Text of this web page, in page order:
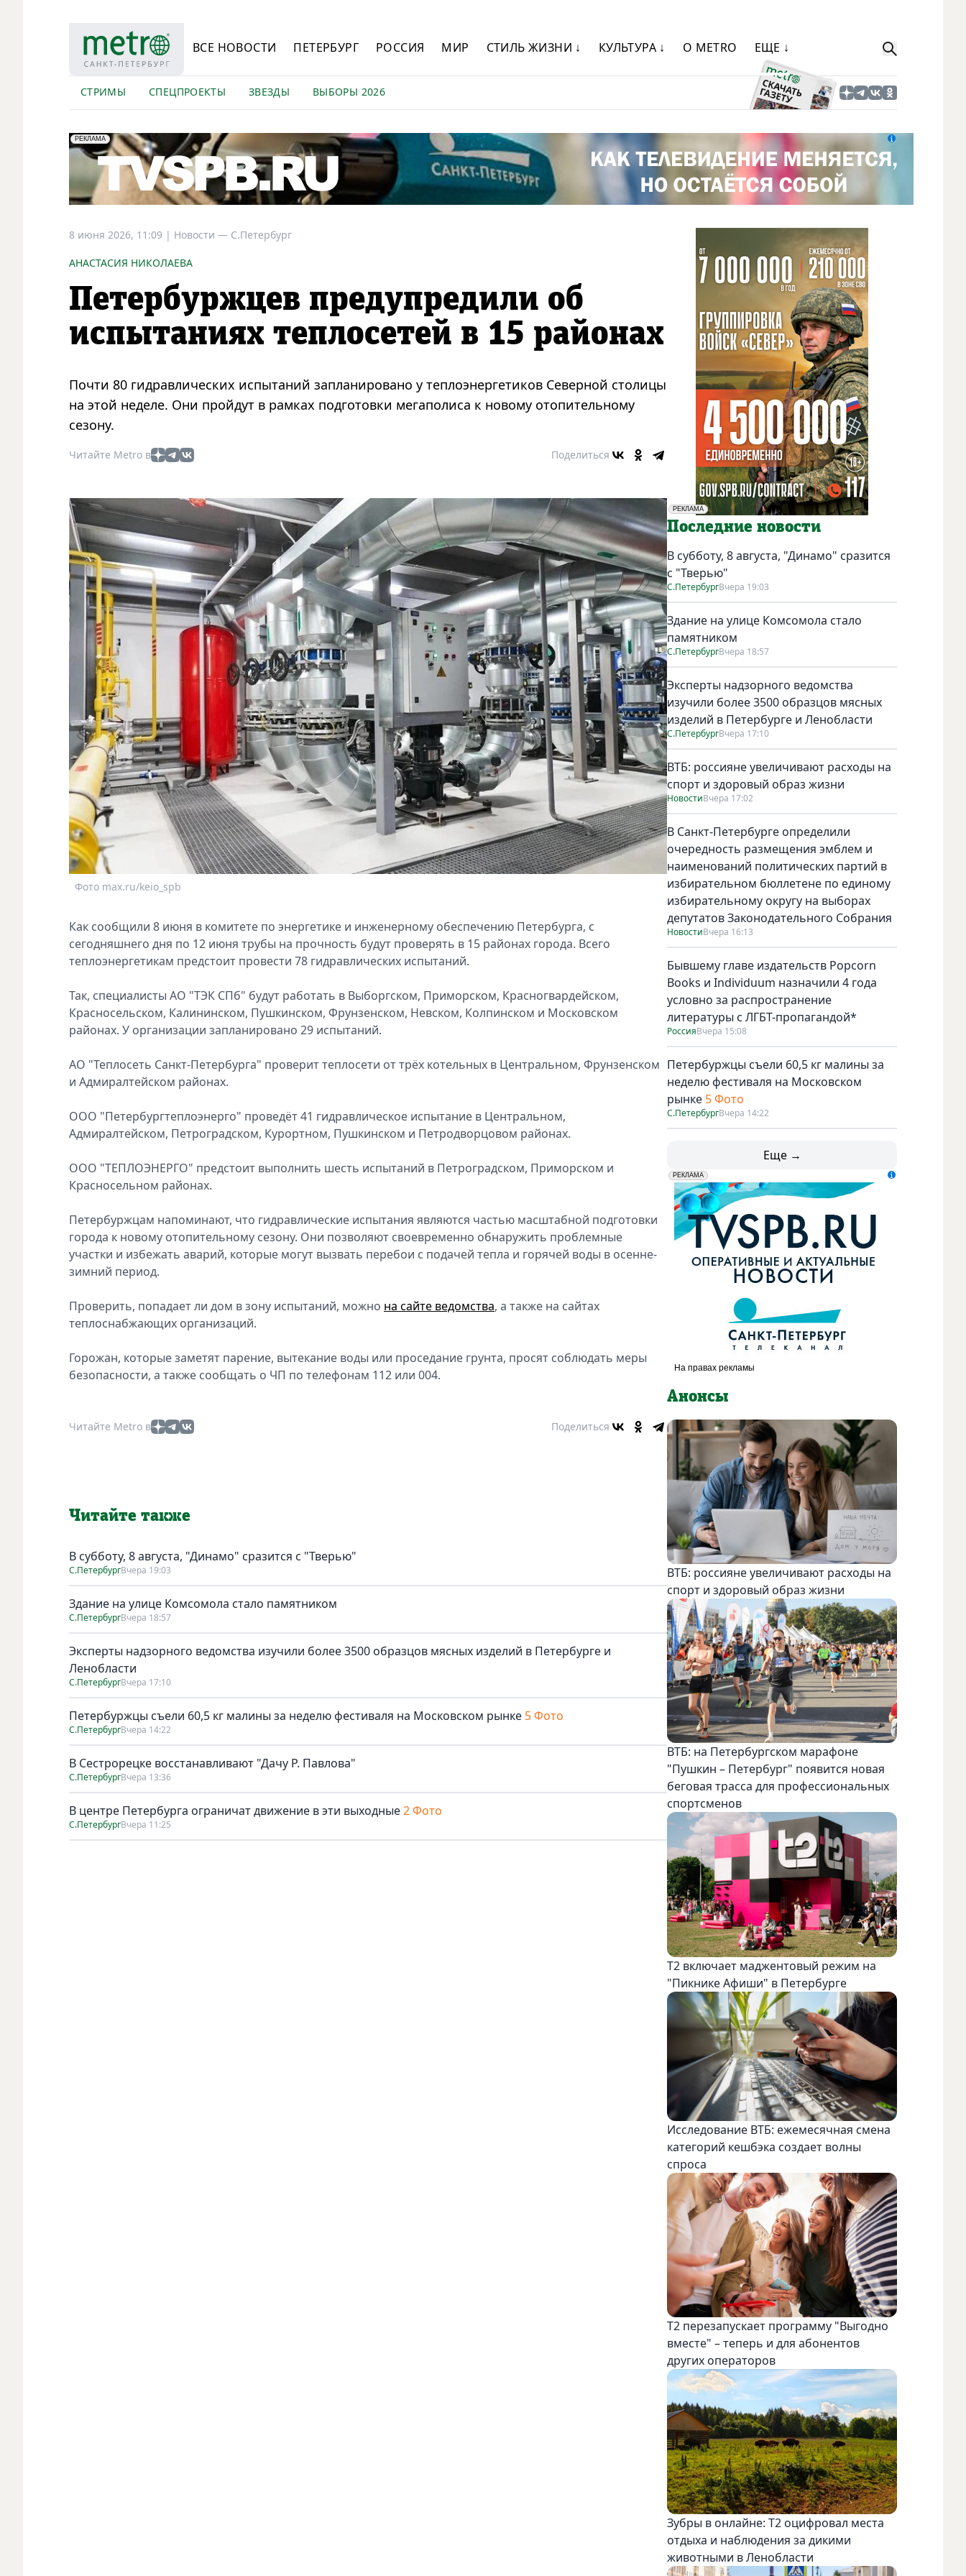
ВСЕ НОВОСТИ ПЕТЕРБУРГ РОССИЯ МИР СТИЛЬ ЖИЗНИ ↓ КУЛЬТУРА ↓ О METRO ЕЩЕ ↓
СТРИМЫ СПЕЦПРОЕКТЫ ЗВЕЗДЫ ВЫБОРЫ 2026
erid: LdtCK5Efv
РЕКЛАМА
АО "ГАТР", ИНН: 7841320717
8 июня 2026, 11:09 | Новости — С.Петербург
АНАСТАСИЯ НИКОЛАЕВА
Петербуржцев предупредили об
испытаниях теплосетей в 15 районах
Почти 80 гидравлических испытаний запланировано у теплоэнергетиков Северной столицы
на этой неделе. Они пройдут в рамках подготовки мегаполиса к новому отопительному
сезону.
Читайте Metro в Поделиться
Фото max.ru/keio_spb
Как сообщили 8 июня в комитете по энергетике и инженерному обеспечению Петербурга, с
сегодняшнего дня по 12 июня трубы на прочность будут проверять в 15 районах города. Всего
теплоэнергетикам предстоит провести 78 гидравлических испытаний.
Так, специалисты АО "ТЭК СПб" будут работать в Выборгском, Приморском, Красногвардейском,
Красносельском, Калининском, Пушкинском, Фрунзенском, Невском, Колпинском и Московском
районах. У организации запланировано 29 испытаний.
АО "Теплосеть Санкт-Петербурга" проверит теплосети от трёх котельных в Центральном, Фрунзенском
и Адмиралтейском районах.
ООО "Петербургтеплоэнерго" проведёт 41 гидравлическое испытание в Центральном,
Адмиралтейском, Петроградском, Курортном, Пушкинском и Петродворцовом районах.
ООО "ТЕПЛОЭНЕРГО" предстоит выполнить шесть испытаний в Петроградском, Приморском и
Красносельном районах.
Петербуржцам напоминают, что гидравлические испытания являются частью масштабной подготовки
города к новому отопительному сезону. Они позволяют своевременно обнаружить проблемные
участки и избежать аварий, которые могут вызвать перебои с подачей тепла и горячей воды в осенне-
зимний период.
Проверить, попадает ли дом в зону испытаний, можно на сайте ведомства, а также на сайтах
теплоснабжающих организаций.
Горожан, которые заметят парение, вытекание воды или проседание грунта, просят соблюдать меры
безопасности, а также сообщать о ЧП по телефонам 112 или 004.
Читайте Metro в Поделиться
Читайте также
В субботу, 8 августа, "Динамо" сразится с "Тверью"
С.ПетербургВчера 19:03
Здание на улице Комсомола стало памятником
С.ПетербургВчера 18:57
Эксперты надзорного ведомства изучили более 3500 образцов мясных изделий в Петербурге и
Ленобласти
С.ПетербургВчера 17:10
Петербуржцы съели 60,5 кг малины за неделю фестиваля на Московском рынке 5 Фото
С.ПетербургВчера 14:22
В Сестрорецке восстанавливают "Дачу Р. Павлова"
С.ПетербургВчера 13:36
В центре Петербурга ограничат движение в эти выходные2 Фото
С.ПетербургВчера 11:25
РЕКЛАМА
Социальная реклама
Последние новости
В субботу, 8 августа, "Динамо" сразится
с "Тверью"
С.ПетербургВчера 19:03
Здание на улице Комсомола стало
памятником
С.ПетербургВчера 18:57
Эксперты надзорного ведомства
изучили более 3500 образцов мясных
изделий в Петербурге и Ленобласти
С.ПетербургВчера 17:10
ВТБ: россияне увеличивают расходы на
спорт и здоровый образ жизни
НовостиВчера 17:02
В Санкт-Петербурге определили
очередность размещения эмблем и
наименований политических партий в
избирательном бюллетене по единому
избирательному округу на выборах
депутатов Законодательного Собрания
НовостиВчера 16:13
Бывшему главе издательств Popcorn
Books и Individuum назначили 4 года
условно за распространение
литературы с ЛГБТ-пропагандой*
РоссияВчера 15:08
Петербуржцы съели 60,5 кг малины за
неделю фестиваля на Московском
рынке 5 Фото
С.ПетербургВчера 14:22
Еще →
erid: LdtCK5udn
РЕКЛАМА
АО "ГАТР", ИНН: 7841320717
Анонсы
ВТБ: россияне увеличивают расходы на
спорт и здоровый образ жизни
ВТБ: на Петербургском марафоне
"Пушкин – Петербург" появится новая
беговая трасса для профессиональных
спортсменов
Т2 включает маджентовый режим на
"Пикнике Афиши" в Петербурге
Исследование ВТБ: ежемесячная смена
категорий кешбэка создает волны
спроса
Т2 перезапускает программу "Выгодно
вместе" – теперь и для абонентов
других операторов
Зубры в онлайне: Т2 оцифровал места
отдыха и наблюдения за дикими
животными в Ленобласти